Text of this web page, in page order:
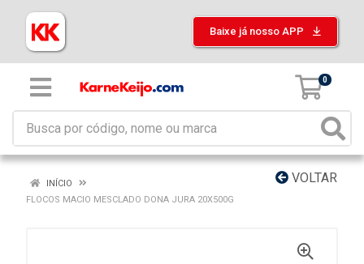
Baixe já nosso APP
0
VOLTAR
INÍCIO
FLOCOS MACIO MESCLADO DONA JURA 20X500G